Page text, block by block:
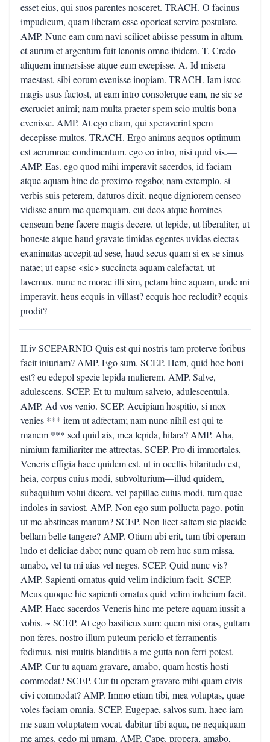
esset eius, qui suos parentes nosceret. TRACH. O facinus
impudicum, quam liberam esse oporteat servire postulare.
AMP. Nunc eam cum navi scilicet abiisse pessum in altum.
et aurum et argentum fuit lenonis omne ibidem. T. Credo
aliquem immersisse atque eum excepisse. A. Id misera
maestast, sibi eorum evenisse inopiam. TRACH. Iam istoc
magis usus factost, ut eam intro consolerque eam, ne sic se
excruciet animi; nam multa praeter spem scio multis bona
evenisse. AMP. At ego etiam, qui speraverint spem
decepisse multos. TRACH. Ergo animus aequos optimum
est aerumnae condimentum. ego eo intro, nisi quid vis.—
AMP. Eas. ego quod mihi imperavit sacerdos, id faciam
atque aquam hinc de proximo rogabo; nam extemplo, si
verbis suis peterem, daturos dixit. neque digniorem censeo
vidisse anum me quemquam, cui deos atque homines
censeam bene facere magis decere. ut lepide, ut liberaliter, ut
honeste atque haud gravate timidas egentes uvidas eiectas
exanimatas accepit ad sese, haud secus quam si ex se simus
natae; ut eapse <sic> succincta aquam calefactat, ut
lavemus. nunc ne morae illi sim, petam hinc aquam, unde mi
imperavit. heus ecquis in villast? ecquis hoc recludit? ecquis
prodit?
II.iv SCEPARNIO Quis est qui nostris tam proterve foribus
facit iniuriam? AMP. Ego sum. SCEP. Hem, quid hoc boni
est? eu edepol specie lepida mulierem. AMP. Salve,
adulescens. SCEP. Et tu multum salveto, adulescentula.
AMP. Ad vos venio. SCEP. Accipiam hospitio, si mox
venies *** item ut adfectam; nam nunc nihil est qui te
manem *** sed quid ais, mea lepida, hilara? AMP. Aha,
nimium familiariter me attrectas. SCEP. Pro di immortales,
Veneris effigia haec quidem est. ut in ocellis hilaritudo est,
heia, corpus cuius modi, subvolturium—illud quidem,
subaquilum volui dicere. vel papillae cuius modi, tum quae
indoles in saviost. AMP. Non ego sum pollucta pago. potin
ut me abstineas manum? SCEP. Non licet saltem sic placide
bellam belle tangere? AMP. Otium ubi erit, tum tibi operam
ludo et deliciae dabo; nunc quam ob rem huc sum missa,
amabo, vel tu mi aias vel neges. SCEP. Quid nunc vis?
AMP. Sapienti ornatus quid velim indicium facit. SCEP.
Meus quoque hic sapienti ornatus quid velim indicium facit.
AMP. Haec sacerdos Veneris hinc me petere aquam iussit a
vobis. ~ SCEP. At ego basilicus sum: quem nisi oras, guttam
non feres. nostro illum puteum periclo et ferramentis
fodimus. nisi multis blanditiis a me gutta non ferri potest.
AMP. Cur tu aquam gravare, amabo, quam hostis hosti
commodat? SCEP. Cur tu operam gravare mihi quam civis
civi commodat? AMP. Immo etiam tibi, mea voluptas, quae
voles faciam omnia. SCEP. Eugepae, salvos sum, haec iam
me suam voluptatem vocat. dabitur tibi aqua, ne nequiquam
me ames. cedo mi urnam. AMP. Cape. propera, amabo,